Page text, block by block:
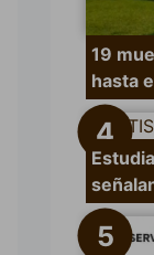
19
hasta